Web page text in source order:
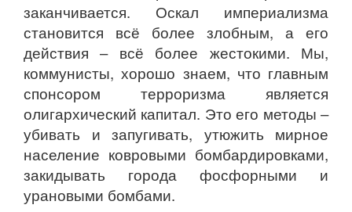
заканчивается. Оскал империализма
становится всё более злобным, а его
действия – всё более жестокими. Мы,
коммунисты, хорошо знаем, что главным
спонсором терроризма является
олигархический капитал. Это его методы –
убивать и запугивать, утюжить мирное
население ковровыми бомбардировками,
закидывать города фосфорными и
урановыми бомбами.